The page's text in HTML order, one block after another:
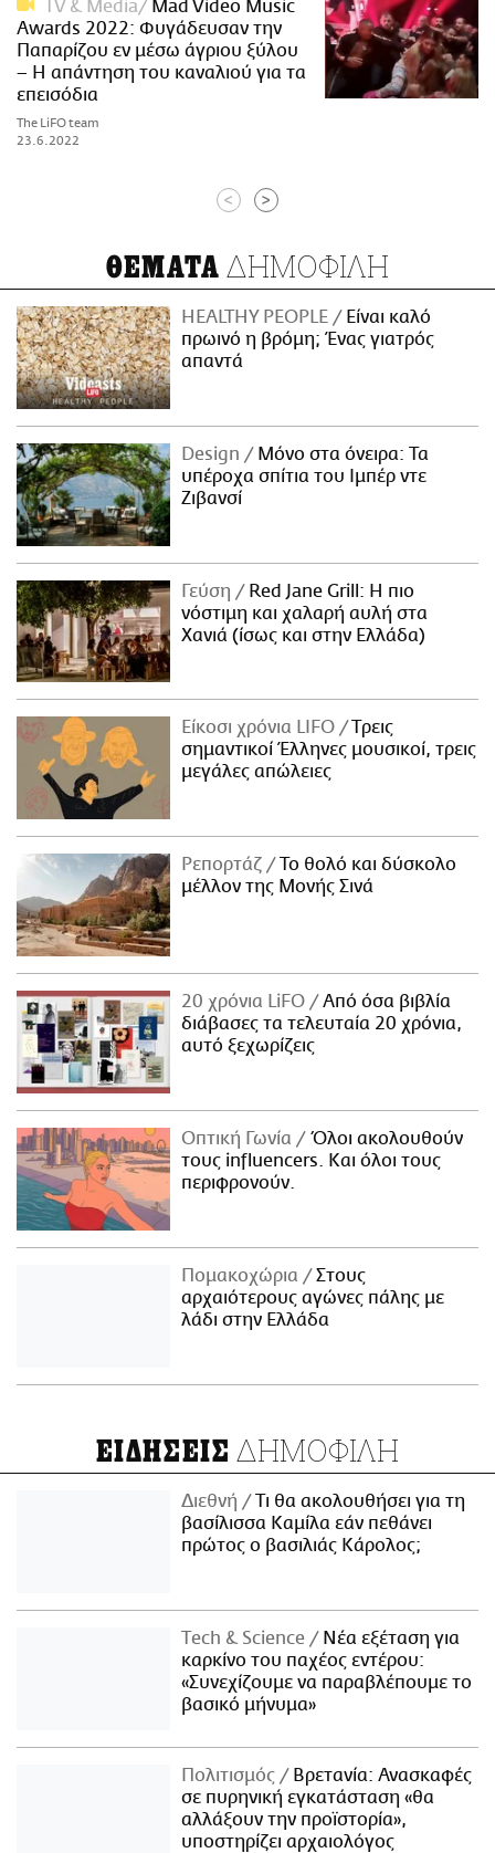
TV & Media
Mad Video Music
Awards 2022: Φυγάδευσαν την
Παπαρίζου εν μέσω άγριου ξύλου
– Η απάντηση του καναλιού για τα
επεισόδια
The LiFO team
23.6.2022
< >
ΘΕΜΑΤΑ ΔΗΜΟΦΙΛΗ
HEALTHY PEOPLE
Είναι καλό
πρωινό η βρόμη; Ένας γιατρός
απαντά
Design
Μόνο στα όνειρα: Τα
υπέροχα σπίτια του Ιμπέρ ντε
Ζιβανσί
Γεύση
Red Jane Grill: Η πιο
νόστιμη και χαλαρή αυλή στα
Χανιά (ίσως και στην Ελλάδα)
Είκοσι χρόνια LIFO
Tρεις
σημαντικοί Έλληνες μουσικοί, τρεις
μεγάλες απώλειες
Ρεπορτάζ
Το θολό και δύσκολο
μέλλον της Μονής Σινά
20 χρόνια LiFO
Από όσα βιβλία
διάβασες τα τελευταία 20 χρόνια,
αυτό ξεχωρίζεις
Οπτική Γωνία
Όλοι ακολουθούν
τους influencers. Και όλοι τους
περιφρονούν.
Πομακοχώρια
Στους
αρχαιότερους αγώνες πάλης με
λάδι στην Ελλάδα
ΕΙΔΗΣΕΙΣ ΔΗΜΟΦΙΛΗ
Διεθνή
Τι θα ακολουθήσει για τη
βασίλισσα Καμίλα εάν πεθάνει
πρώτος ο βασιλιάς Κάρολος;
Τech & Science
Νέα εξέταση για
καρκίνο του παχέος εντέρου:
«Συνεχίζουμε να παραβλέπουμε το
βασικό μήνυμα»
Πολιτισμός
Βρετανία: Ανασκαφές
σε πυρηνική εγκατάσταση «θα
αλλάξουν την προϊστορία»,
υποστηρίζει αρχαιολόγος